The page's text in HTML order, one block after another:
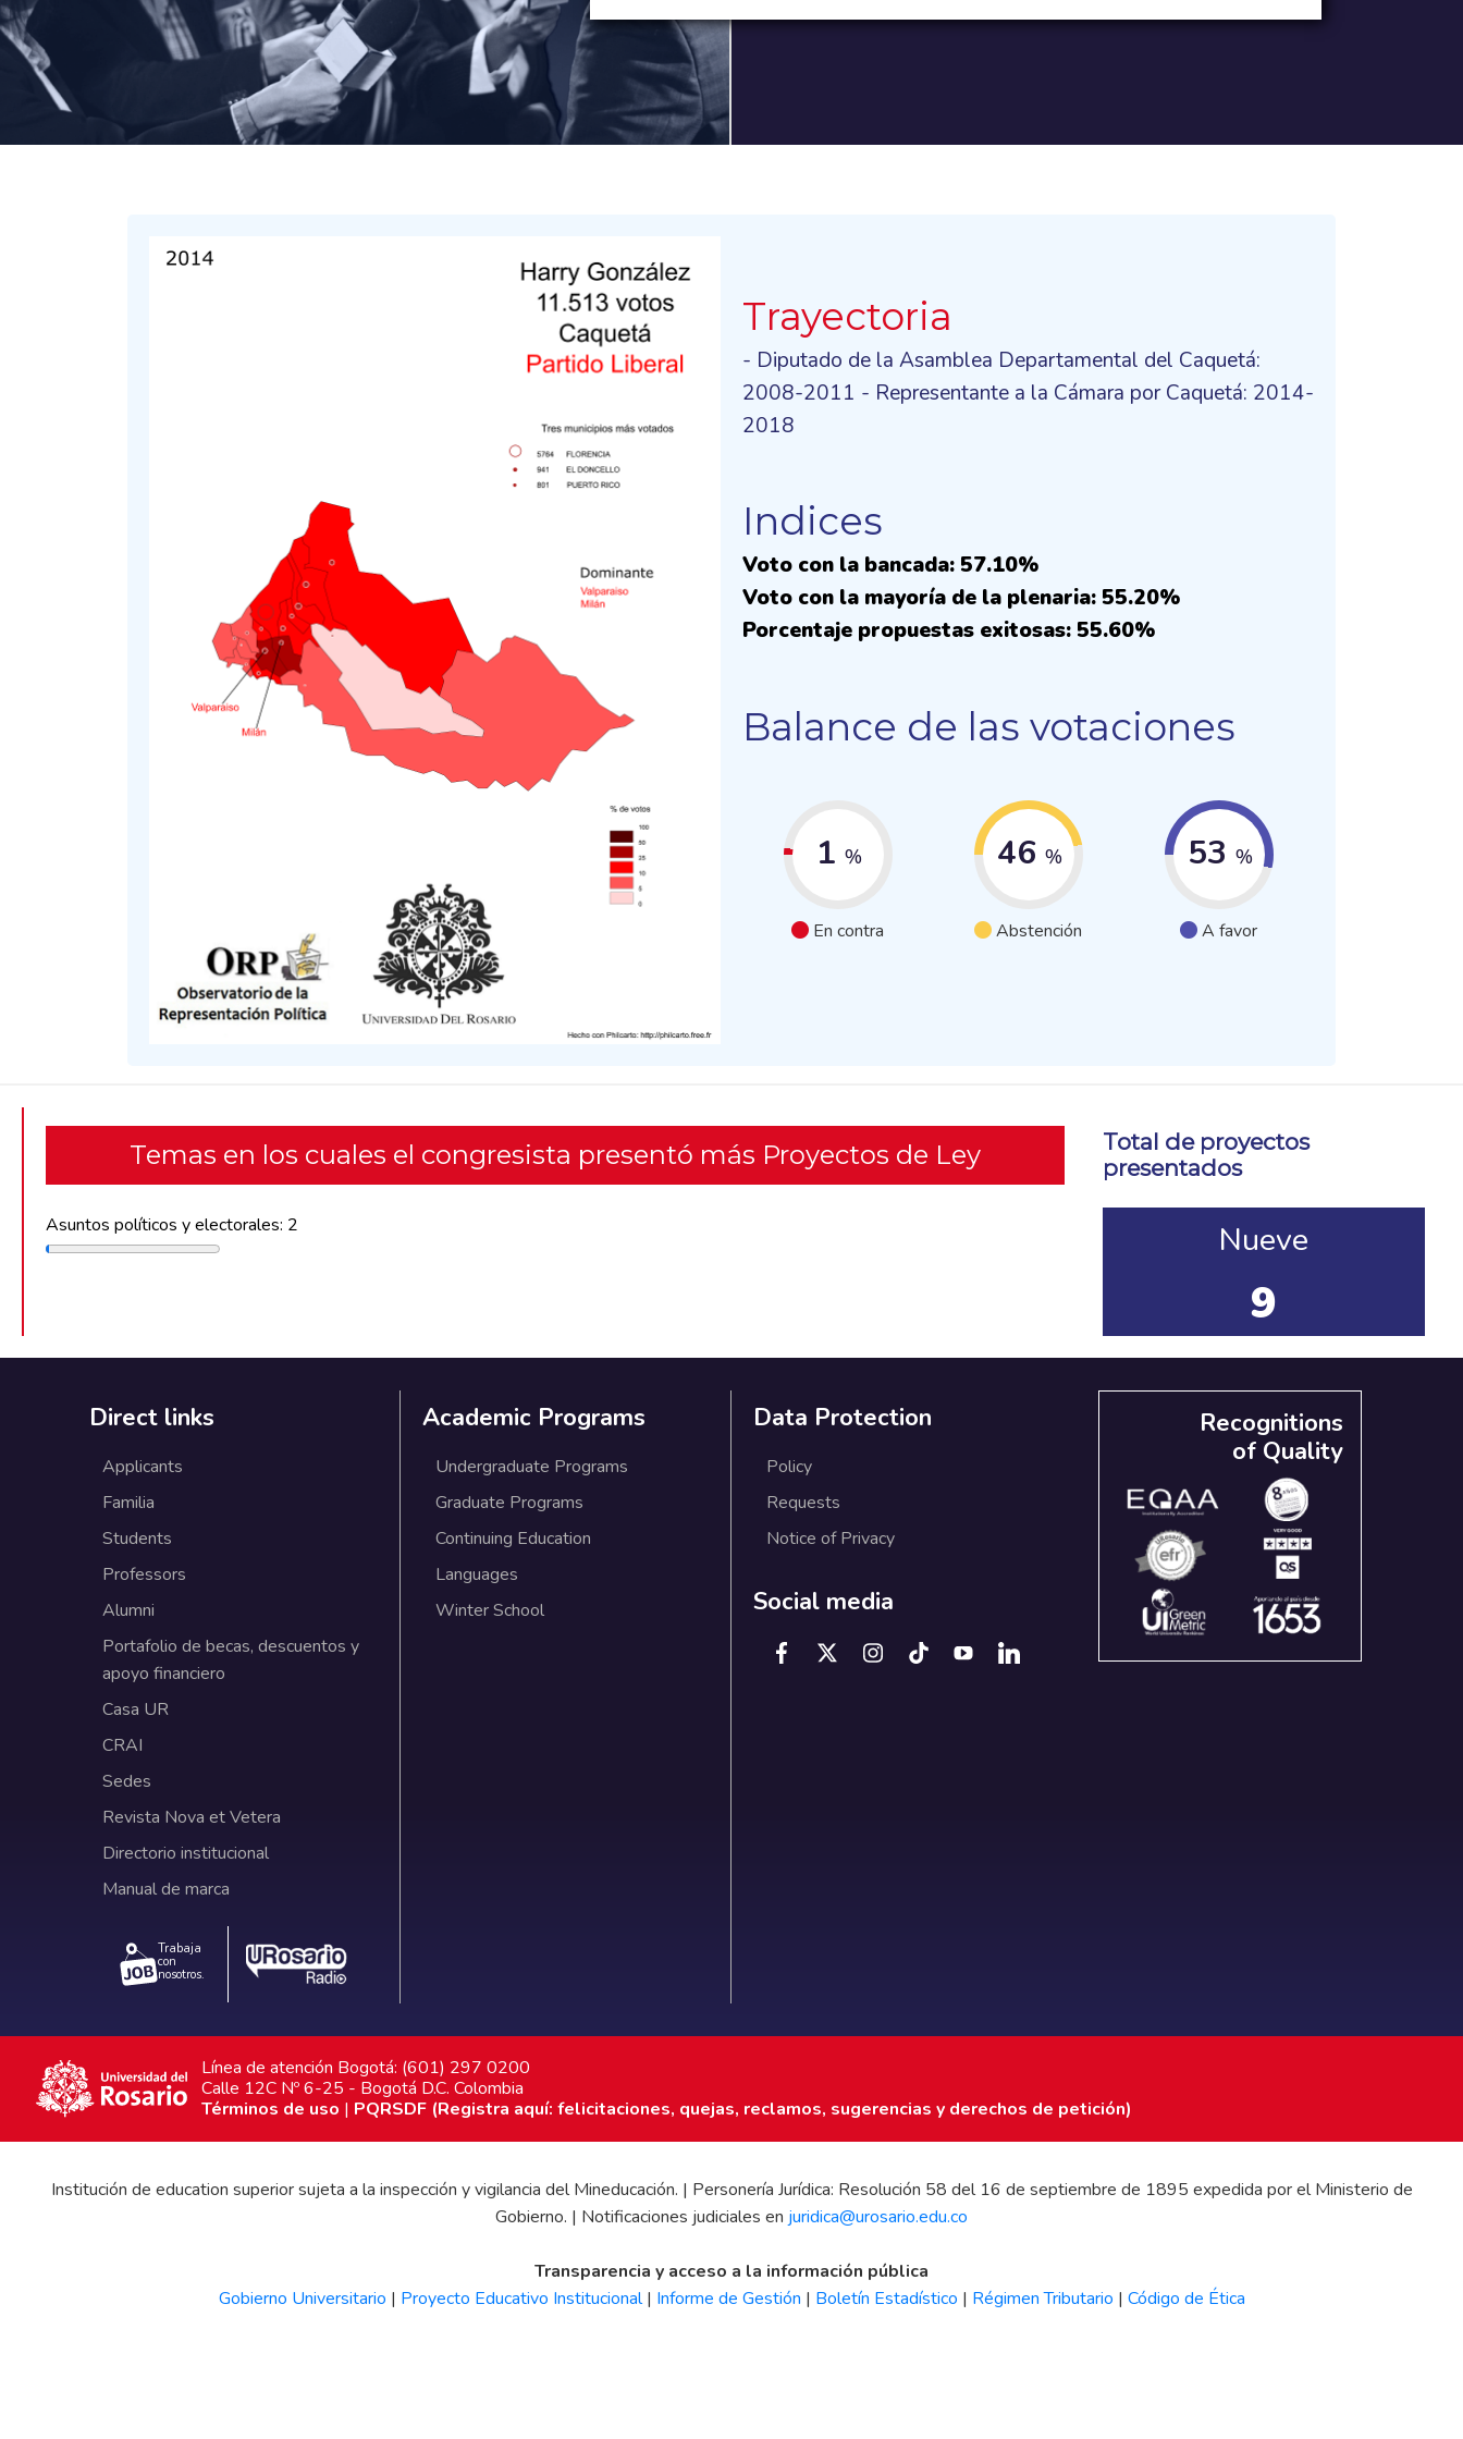
Trayectoria
- Diputado de la Asamblea Departamental del Caquetá:
2008-2011 - Representante a la Cámara por Caquetá: 2014-
2018
Indices
Voto con la bancada: 57.10%
Voto con la mayoría de la plenaria: 55.20%
Porcentaje propuestas exitosas: 55.60%
Balance de las votaciones
1 %
En contra
46 %
Abstención
53 %
A favor
Temas en los cuales el congresista presentó más Proyectos de Ley
Asuntos políticos y electorales: 2
Total de proyectos
presentados
Nueve
9
Direct links
Applicants
Familia
Students
Professors
Alumni
Portafolio de becas, descuentos y
apoyo financiero
Casa UR
CRAI
Sedes
Revista Nova et Vetera
Directorio institucional
Manual de marca
Trabaja
con
nosotros.
Academic Programs
Undergraduate Programs
Graduate Programs
Continuing Education
Languages
Winter School
Data Protection
Policy
Requests
Notice of Privacy
Social media
Recognitions
of Quality
Línea de atención Bogotá: (601) 297 0200
Calle 12C Nº 6-25 - Bogotá D.C. Colombia
Términos de uso | PQRSDF (Registra aquí: felicitaciones, quejas, reclamos, sugerencias y derechos de petición)
Institución de education superior sujeta a la inspección y vigilancia del Mineducación. | Personería Jurídica: Resolución 58 del 16 de septiembre de 1895 expedida por el Ministerio de
Gobierno. | Notificaciones judiciales en juridica@urosario.edu.co
Transparencia y acceso a la información pública
Gobierno Universitario | Proyecto Educativo Institucional| Informe de Gestión | Boletín Estadístico | Régimen Tributario | Código de Ética